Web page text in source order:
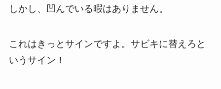
しかし、凹んでいる暇はありません。
これはきっとサインですよ。サビキに替えろと
いうサイン！